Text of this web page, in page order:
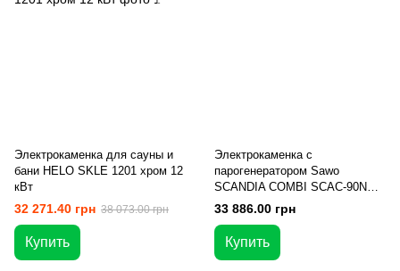
Электрокаменка для сауны и
бани HELO SKLE 1201 хром 12
кВт
32 271.40 грн 38 073.00 грн
Купить
Электрокаменка с
парогенератором Sawo
SCANDIA COMBI SCAC-90NS-
P для бани и сауны
33 886.00 грн
Купить